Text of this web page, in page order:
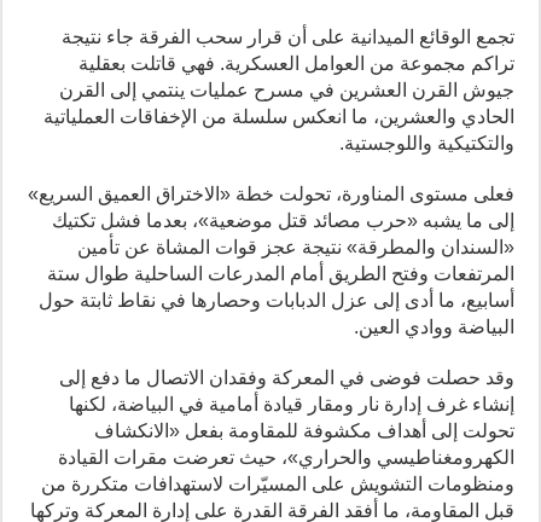
تجمع الوقائع الميدانية على أن قرار سحب الفرقة جاء نتيجة
تراكم مجموعة من العوامل العسكرية. فهي قاتلت بعقلية
جيوش القرن العشرين في مسرح عمليات ينتمي إلى القرن
الحادي والعشرين، ما انعكس سلسلة من الإخفاقات العملياتية
والتكتيكية واللوجستية.
فعلى مستوى المناورة، تحولت خطة «الاختراق العميق السريع»
إلى ما يشبه «حرب مصائد قتل موضعية»، بعدما فشل تكتيك
«السندان والمطرقة» نتيجة عجز قوات المشاة عن تأمين
المرتفعات وفتح الطريق أمام المدرعات الساحلية طوال ستة
أسابيع، ما أدى إلى عزل الدبابات وحصارها في نقاط ثابتة حول
البياضة ووادي العين.
وقد حصلت فوضى في المعركة وفقدان الاتصال ما دفع إلى
إنشاء غرف إدارة نار ومقار قيادة أمامية في البياضة، لكنها
تحولت إلى أهداف مكشوفة للمقاومة بفعل «الانكشاف
الكهرومغناطيسي والحراري»، حيث تعرضت مقرات القيادة
ومنظومات التشويش على المسيّرات لاستهدافات متكررة من
قبل المقاومة، ما أفقد الفرقة القدرة على إدارة المعركة وتركها